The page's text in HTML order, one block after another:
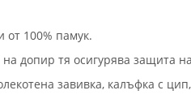
от 100% памук.
допир тя осигурява защита
завивка, калъфка с